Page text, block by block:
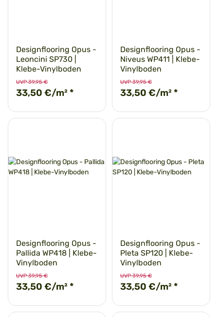
Designflooring Opus -
Leoncini SP730 |
Klebe-Vinylboden
UVP 39,95 €
33,50 €/m² *
Designflooring Opus -
Niveus WP411 | Klebe-
Vinylboden
UVP 39,95 €
33,50 €/m² *
Designflooring Opus -
Pallida WP418 | Klebe-
Vinylboden
UVP 39,95 €
33,50 €/m² *
Designflooring Opus -
Pleta SP120 | Klebe-
Vinylboden
UVP 39,95 €
33,50 €/m² *